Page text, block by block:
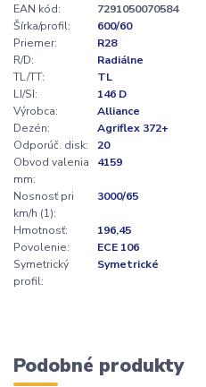
EAN kód:
7291050070584
Šírka/profil:
600/60
Priemer:
R28
R/D:
Radiálne
TL/TT:
TL
LI/SI:
146 D
Výrobca:
Alliance
Dezén:
Agriflex 372+
Odporúč. disk:
20
Obvod valenia
mm:
4159
Nosnosť pri
km/h (1):
3000/65
Hmotnosť:
196,45
Povolenie:
ECE 106
Symetrický
profil:
Symetrické
Podobné produkty